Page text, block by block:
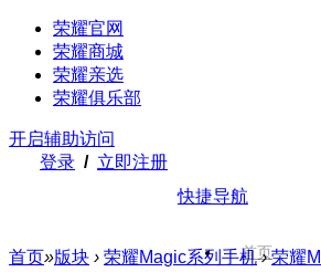
荣耀官网
荣耀商城
荣耀亲选
荣耀俱乐部
开启辅助访问
登录 / 立即注册
快捷导航
首页
首页»版块 › 荣耀Magic系列手机 › 荣耀